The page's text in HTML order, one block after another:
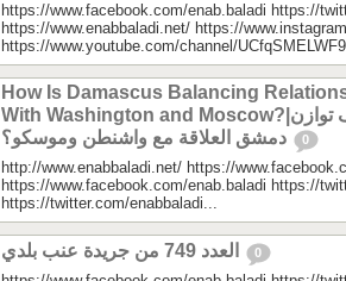
https://www.facebook.com/enab.baladi https://
https://www.enabbaladi.net/ https://
https://www.youtube.com/channel/
How Is Damascus Balancing
With Washington and Moscow?|كيف توازن
0
http://www.enabbaladi.net/ https://
https://www.facebook.com/enab.baladi https://
https://twitter.com/enabbaladi...
0